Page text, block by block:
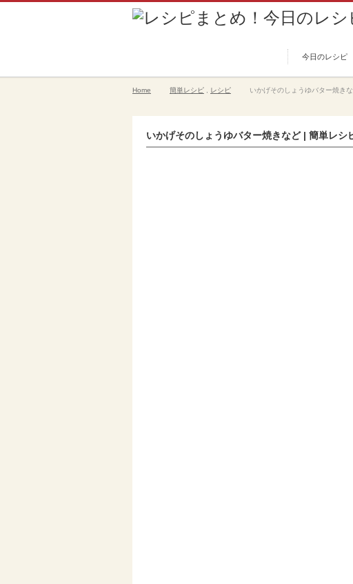
今日のレシピ
Home 簡単レシピ レシピ いかげそのしょうゆバター焼き
いかげそのしょうゆバター焼きなど | 簡単レシ